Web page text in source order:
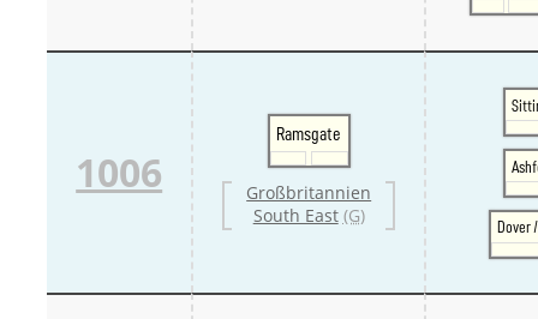
1006
Ramsgate
Großbritannien
South East (G)
Dover